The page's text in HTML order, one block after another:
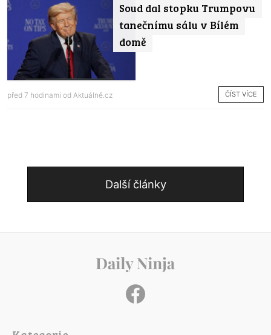
Soud dal stopku Trumpovu
tanečnímu sálu v Bílém
domě
před 7 hodinami od Aktuálně.cz ČÍST VÍCE
Další články